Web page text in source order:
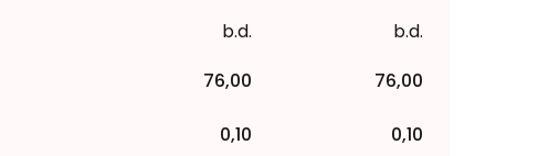
b.d.
b.d.
76,00 76,00
0,10 0,10